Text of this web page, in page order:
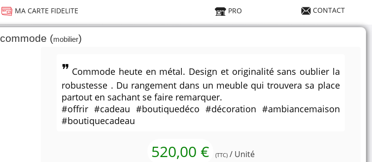
MA CARTE FIDELITE PRO CONTACT
commode (mobilier)
Commode heute en métal. Design et originalité sans oublier la
robustesse . Du rangement dans un meuble qui trouvera sa place
partout en sachant se faire remarquer.
#offrir #cadeau #boutiquedéco #décoration #ambiancemaison
#boutiquecadeau
520,00 € (TTC) / Unité